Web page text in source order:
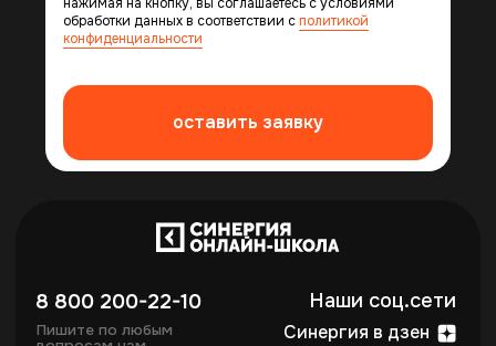
обработки данных в соответствии с политикой
конфиденциальности
оставить заявку